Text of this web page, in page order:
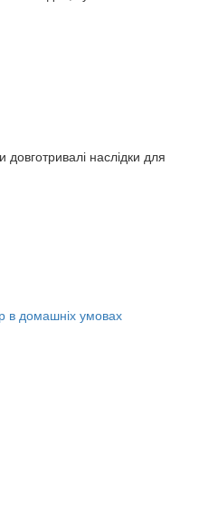
наслідки для
в домашніх умовах